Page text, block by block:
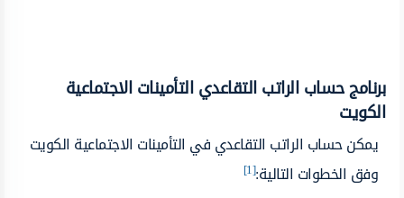
برنامج حساب الراتب التقاعدي التأمينات الاجتماعية
الكويت
يمكن حساب الراتب التقاعدي في التأمينات الاجتماعية الكويت
وفق الخطوات التالية:[1]